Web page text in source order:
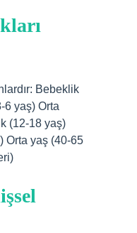
Bebeklik
6 yaş) Orta
(12-18 yaş)
Orta yaş (40-65